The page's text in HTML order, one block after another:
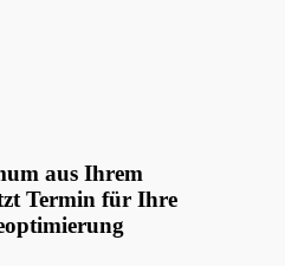
aus Ihrem
Termin für Ihre